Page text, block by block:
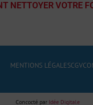
NETTOYER VOTRE
MENTIONS LÉGALESCGV
Concocté par Idée Digitale